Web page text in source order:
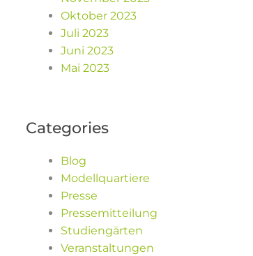
Oktober 2023
Juli 2023
Juni 2023
Mai 2023
Categories
Blog
Modellquartiere
Presse
Pressemitteilung
Studiengärten
Veranstaltungen